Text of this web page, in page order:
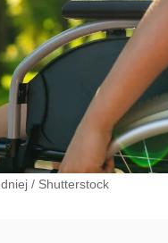
/ Shutterstock